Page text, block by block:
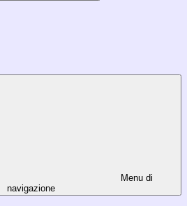
Menu di
navigazione